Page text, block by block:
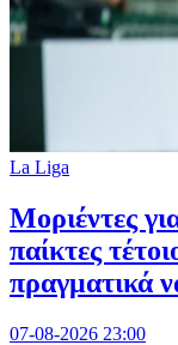
La Liga
Μοριέντες
παίκτες
πραγματικά
07-08-2026 23:00